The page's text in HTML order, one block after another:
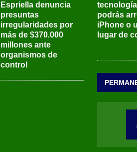
Espriella denuncia
presuntas
irregularidades por
más de $370.000
millones ante
organismos de
control
podrás
iPhone o
lugar de